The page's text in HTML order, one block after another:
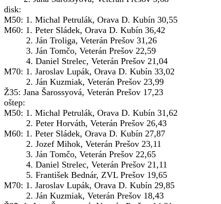
disk:
M50: 1. Michal Petrulák, Orava D. Kubín 30,55
M60: 1. Peter Sládek, Orava D. Kubín 36,42
2. Ján Troliga, Veterán Prešov 31,26
3. Ján Tomčo, Veterán Prešov 22,59
4. Daniel Strelec, Veterán Prešov 21,04
M70: 1. Jaroslav Lupák, Orava D. Kubín 33,02
2. Ján Kuzmiak, Veterán Prešov 23,99
Ž35: Jana Šarossyová, Veterán Prešov 17,23
oštep:
M50: 1. Michal Petrulák, Orava D. Kubín 31,62
2. Peter Horváth, Veterán Prešov 26,43
M60: 1. Peter Sládek, Orava D. Kubín 27,87
2. Jozef Mihok, Veterán Prešov 23,11
3. Ján Tomčo, Veterán Prešov 22,65
4. Daniel Strelec, Veterán Prešov 21,11
5. František Bednár, ZVL Prešov 19,65
M70: 1. Jaroslav Lupák, Orava D. Kubín 29,85
2. Ján Kuzmiak, Veterán Prešov 18,43